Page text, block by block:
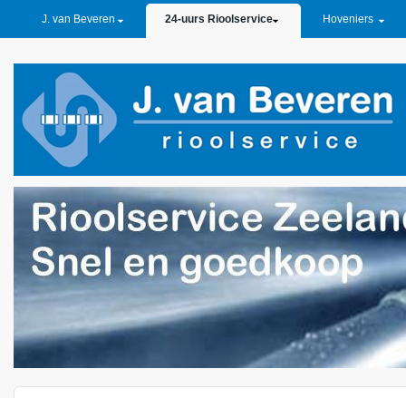
J. van Beveren 24-uurs Rioolservice Hoveniers